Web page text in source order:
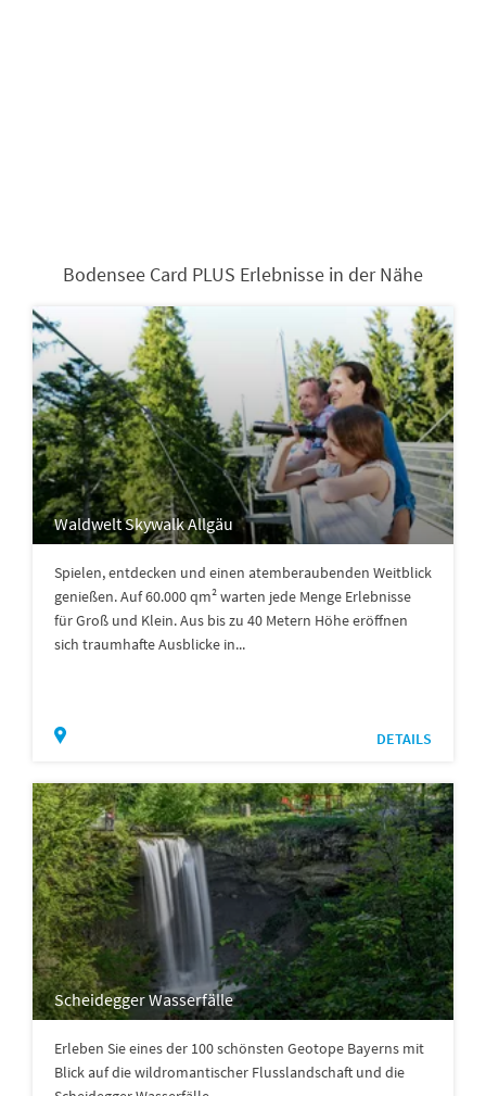
Bodensee Card PLUS Erlebnisse in der Nähe
Waldwelt Skywalk Allgäu
Spielen, entdecken und einen atemberaubenden Weitblick
genießen. Auf 60.000 qm² warten jede Menge Erlebnisse
für Groß und Klein. Aus bis zu 40 Metern Höhe eröffnen
sich traumhafte Ausblicke in...
DETAILS
Scheidegger Wasserfälle
Erleben Sie eines der 100 schönsten Geotope Bayerns mit
Blick auf die wildromantischer Flusslandschaft und die